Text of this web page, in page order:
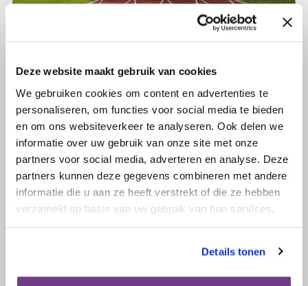
Deze website maakt gebruik van cookies
We gebruiken cookies om content en advertenties te
personaliseren, om functies voor social media te bieden
en om ons websiteverkeer te analyseren. Ook delen we
informatie over uw gebruik van onze site met onze
partners voor social media, adverteren en analyse. Deze
partners kunnen deze gegevens combineren met andere
informatie die u aan ze heeft verstrekt of die ze hebben
verzameld op basis van uw gebruik van hun services.
Details tonen